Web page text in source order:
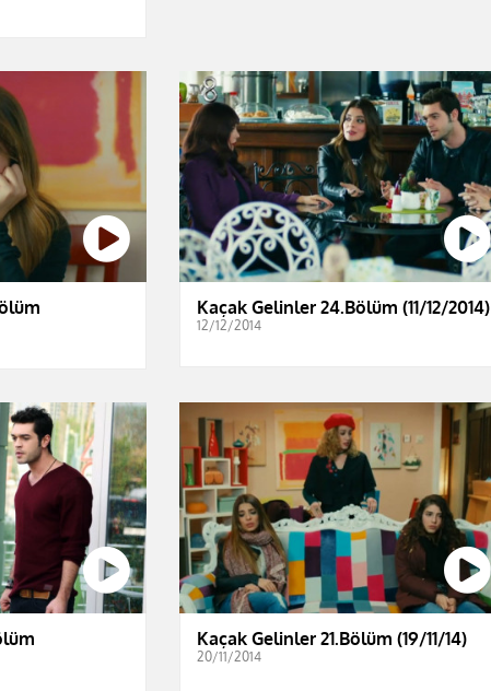
Kaçak Gelinler 24.Bölüm (11/12/2014)
12/12/2014
Kaçak Gelinler 21.Bölüm (19/11/14)
20/11/2014